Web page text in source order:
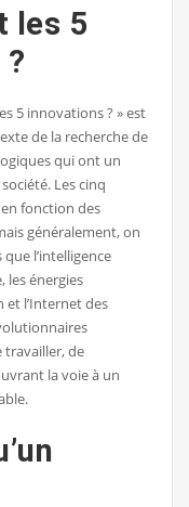
les 5
5 innovations ? » est
de la recherche de
qui ont un
Les cinq
fonction des
généralement, on
l’intelligence
les énergies
et l’Internet des
travailler, de
la voie à un